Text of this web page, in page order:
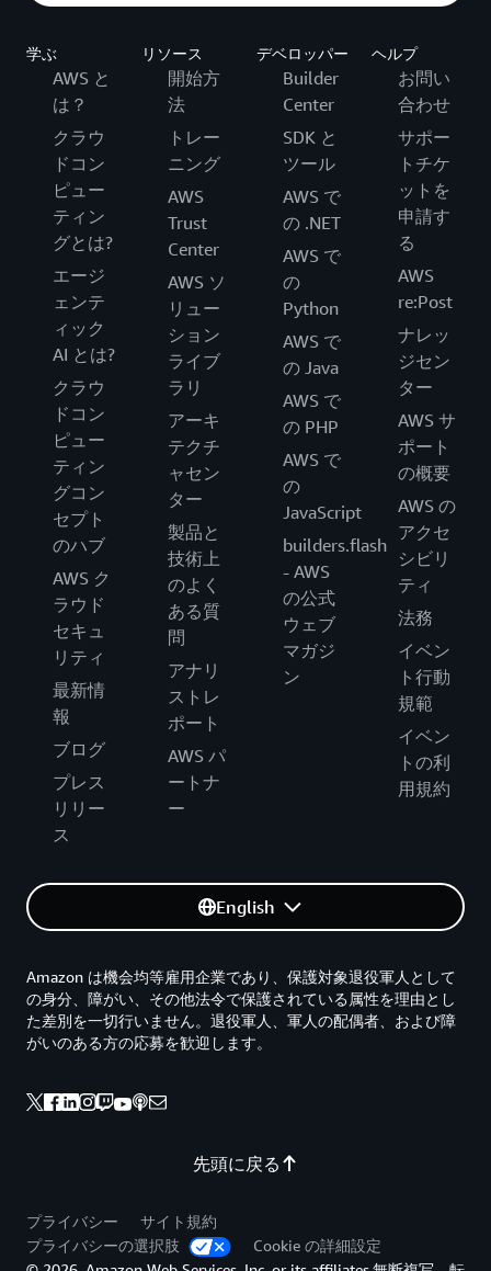
学ぶ
AWS と
は？
クラウ
ドコン
ピュー
ティン
グとは?
エージ
ェンテ
ィック
AI とは?
クラウ
ドコン
ピュー
ティン
グコン
セプト
のハブ
AWS ク
ラウド
セキュ
リティ
最新情
報
ブログ
プレス
リリー
ス
リソース
開始方
法
トレー
ニング
AWS
Trust
Center
AWS ソ
リュー
ション
ライブ
ラリ
アーキ
テクチ
ャセン
ター
製品と
技術上
のよく
ある質
問
アナリ
ストレ
ポート
AWS パ
ートナ
ー
デベロッパー
Builder
Center
SDK と
ツール
AWS で
の .NET
AWS で
の
Python
AWS で
の Java
AWS で
の PHP
AWS で
の
JavaScript
builders.flash
- AWS
の公式
ウェブ
マガジ
ン
ヘルプ
お問い
合わせ
サポー
トチケ
ットを
申請す
る
AWS
re:Post
ナレッ
ジセン
ター
AWS サ
ポート
の概要
AWS の
アクセ
シビリ
ティ
法務
イベン
ト行動
規範
イベン
トの利
用規約
English
先頭に戻る
Amazon は機会均等雇用企業であり、保護対象退役軍人として
の身分、障がい、その他法令で保護されている属性を理由とし
た差別を一切行いません。退役軍人、軍人の配偶者、および障
がいのある方の応募を歓迎します。
プライバシー
サイト規約
プライバシーの選択肢
Cookie の詳細設定